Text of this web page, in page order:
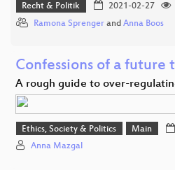
Recht & Politik 2021-02-27
Ramona Sprenger and Anna Boos
Confessions of a future
A rough guide to over-
Ethics, Society & Politics Main
Anna Mazgal